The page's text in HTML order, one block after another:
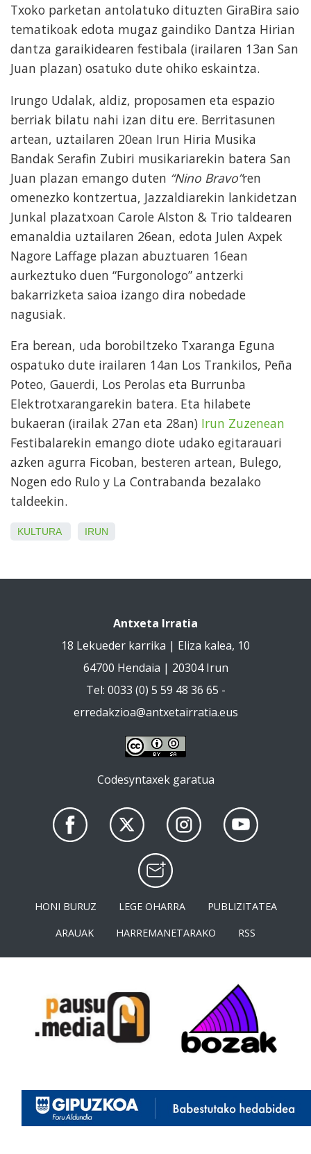
Txoko parketan antolatuko dituzten GiraBira saio
tematikoak edota mugaz gaindiko Dantza Hirian
dantza garaikidearen festibala (irailaren 13an San
Juan plazan) osatuko dute ohiko eskaintza.
Irungo Udalak, aldiz, proposamen eta espazio
berriak bilatu nahi izan ditu ere. Berritasunen
artean, uztailaren 20ean Irun Hiria Musika
Bandak Serafin Zubiri musikariarekin batera San
Juan plazan emango duten “Nino Bravo”ren
omenezko kontzertua, Jazzaldiarekin lankidetzan
Junkal plazatxoan Carole Alston & Trio taldearen
emanaldia uztailaren 26ean, edota Julen Axpek
Nagore Laffage plazan abuztuaren 16ean
aurkeztuko duen “Furgonologo” antzerki
bakarrizketa saioa izango dira nobedade
nagusiak.
Era berean, uda borobiltzeko Txaranga Eguna
ospatuko dute irailaren 14an Los Trankilos, Peña
Poteo, Gauerdi, Los Perolas eta Burrunba
Elektrotxarangarekin batera. Eta hilabete
bukaeran (irailak 27an eta 28an) Irun Zuzenean
Festibalarekin emango diote udako egitarauari
azken agurra Ficoban, besteren artean, Bulego,
Nogen edo Rulo y La Contrabanda bezalako
taldeekin.
KULTURA IRUN
Antxeta Irratia
18 Lekueder karrika | Eliza kalea, 10
64700 Hendaia | 20304 Irun
Tel: 0033 (0) 5 59 48 36 65 -
erredakzioa@antxetairratia.eus
Codesyntaxek garatua
HONI BURUZ LEGE OHARRA
PUBLIZITATEA
ARAUAK
HARREMANETARAKO RSS